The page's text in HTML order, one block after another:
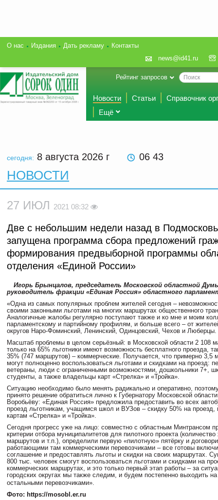
О нас Издания Дать рекламу
Контакты
news@id41.ru
Рейтинг запросов
Новости Статьи
Справочник
Ещё
сегодня: 8 августа 2026 г 06 43
НОВОСТИ
27 ИЮЛ 2021 08:32
Две с небольшим недели назад в
запущена программа сбора предложений
формирования предвыборной программы
отделения «Единой России»
Игорь Брынцалов, председатель Московской областной
руководитель фракции «Единая Россия» областного
«Одна из самых популярных проблем жителей сегодня –
своими законными льготами на многих маршрутах общественного
Аналогичные жалобы регулярно поступают также и ко мне и моим
парламентскому и партийному профилям, и больше всего – от
округов Наро-Фоминский, Ленинский, Одинцовский, Чехов и Люберцы.
Масштаб проблемы в целом серьёзный: в Московской области 2 108
только на 65% льготники имеют возможность бесплатного проезда,
35% (747 маршрутов) – коммерческие. Получается, что примерно 3,5
могут полноценно воспользоваться льготами и скидками на проезд:
ветераны, люди с ограниченными возможностями, дошкольники 7+,
студенты, а также владельцы карт «Стрелка» и «Тройка».
Ситуацию необходимо было менять радикально и оперативно,
принято решение обратиться лично к Губернатору Московской
Воробьёву: «Единая Россия» предложила предоставить во всех
проезд льготникам, учащимся школ и ВУЗов – скидку 50% на проезд,
картам «Стрелка» и «Тройка».
Сегодня прогресс уже на лицо: совместно с областным Минтрансом
критерии отбора муниципалитетов для пилотного проекта
маршрутов и т.п.), определили первую «пилотную» пятёрку и
работающими там коммерческими перевозчиками – все готовы
соглашение и предоставлять льготы и скидки на своих маршрутах.
800 тыс. человек смогут воспользоваться льготами и скидками на
коммерческих маршрутах, и это только первый этап работы – за
городских округах мы также следим, и будем постепенно выходить
остальными перевозчиками».
Фото: https://mosobl.er.ru